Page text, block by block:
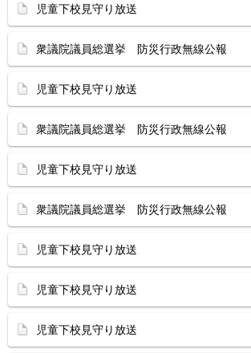
児童下校見守り放送
衆議院議員総選挙 防災行政無線公報
児童下校見守り放送
衆議院議員総選挙 防災行政無線公報
児童下校見守り放送
衆議院議員総選挙 防災行政無線公報
児童下校見守り放送
児童下校見守り放送
児童下校見守り放送